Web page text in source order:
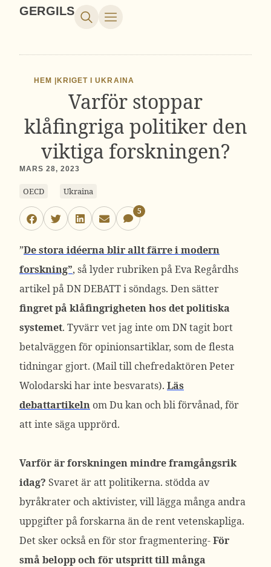
GERGILS
HEM | KRIGET I UKRAINA
Varför stoppar
klåfingriga politiker den
viktiga forskningen?
MARS 28, 2023
OECD Ukraina
5
”De stora idéerna blir allt färre i modern
forskning”, så lyder rubriken på Eva Regårdhs
artikel på DN DEBATT i söndags. Den sätter
fingret på klåfingrigheten hos det politiska
systemet. Tyvärr vet jag inte om DN tagit bort
betalväggen för opinionsartiklar, som de flesta
tidningar gjort. (Mail till chefredaktören Peter
Wolodarski har inte besvarats). Läs
debattartikeln om Du kan och bli förvånad, för
att inte säga upprörd.
Varför är forskningen mindre framgångsrik
idag? Svaret är att politikerna. stödda av
byråkrater och aktivister, vill lägga många andra
uppgifter på forskarna än de rent vetenskapliga.
Det sker också en för stor fragmentering-För
små belopp och för utspritt till många